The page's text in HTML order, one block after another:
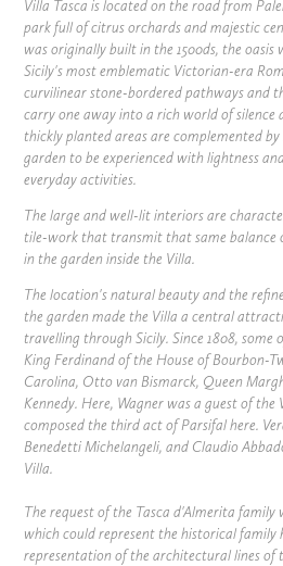
Villa Tasca is located on the road from
park full of citrus orchards and majestic
was originally built in the 1500ds, the
Sicily's most emblematic Victorian-era
curvilinear stone-bordered pathways and
carry one away into a rich world of silence
thickly planted areas are complemented
garden to be experienced with lightness
everyday activities.
The large and well-lit interiors are
tile-work that transmit that same balance
in the garden inside the Villa.
The location's natural beauty and the
the garden made the Villa a central
travelling through Sicily. Since 1808, some
King Ferdinand of the House of Bourbon-
Carolina, Otto van Bismarck, Queen
Kennedy. Here, Wagner was a guest of the
composed the third act of Parsifal here.
Benedetti Michelangeli, and Claudio
Villa.
The request of the Tasca d'Almerita family
which could represent the historical
representation of the architectural lines of